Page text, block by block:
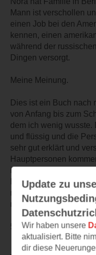
Mann ist verschollen
einen Job bei den
kennen, einen
während der
Dingen versorgt.
Meine Meinung.
Dies ist ein Buch nach
von Anfang bis zum
dem ich wenig
und flüssig und die
sehr gut erklärt und
Hauptpersonen
ich Nora hie und da
Buch das ich jedem
rührende
nicht zu viel
5 Sterne und eine
Update zu
Wir haben unsere
aktualisiert. Bitte
dir diese